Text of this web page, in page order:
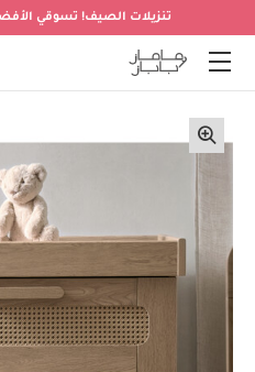
تنزيلات الصيف! تسوقي الأفضل